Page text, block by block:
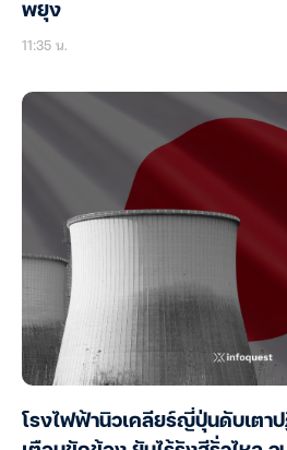
พยุง
11:35 น.
โรงไฟฟ้านิวเคลียร์ญี่ปุ่นดับเตา